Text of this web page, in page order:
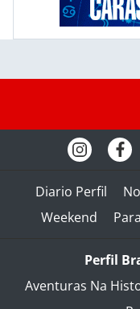
Diario Perfil
Weekend
Perfil
Aventuras Na